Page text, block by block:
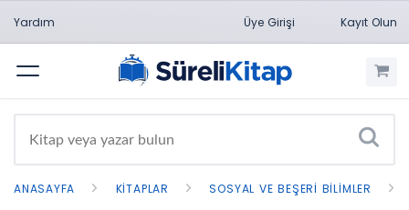
Yardım Üye Girişi Kayıt Olun
Menü
ANASAYFA KITAPLAR SOSYAL VE BEŞERI BILIMLER